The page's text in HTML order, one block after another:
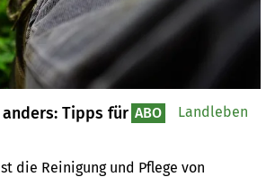
Tipps für
die Reinigung und Pflege von
ABO Landleben